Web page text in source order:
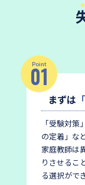
Point
01
まずは
「受験対
の定着」な
家庭教師は
りさせるこ
る選択がで